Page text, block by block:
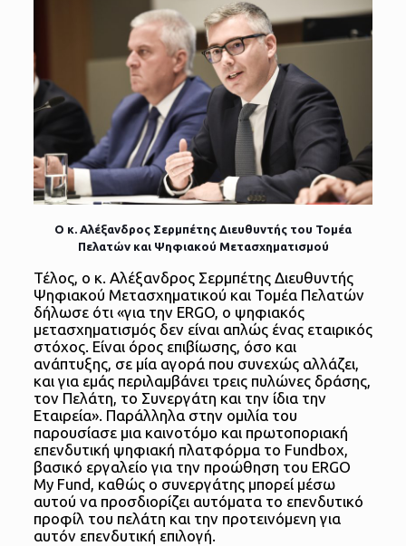
Ο κ. Αλέξανδρος Σερμπέτης Διευθυντής του Τομέα
Πελατών και Ψηφιακού Μετασχηματισμού
Τέλος, ο κ. Αλέξανδρος Σερμπέτης Διευθυντής
Ψηφιακού Μετασχηματικού και Τομέα Πελατών
δήλωσε ότι «για την ERGO, ο ψηφιακός
μετασχηματισμός δεν είναι απλώς ένας εταιρικός
στόχος. Είναι όρος επιβίωσης, όσο και
ανάπτυξης, σε μία αγορά που συνεχώς αλλάζει,
και για εμάς περιλαμβάνει τρεις πυλώνες δράσης,
τον Πελάτη, το Συνεργάτη και την ίδια την
Εταιρεία». Παράλληλα στην ομιλία του
παρουσίασε μια καινοτόμο και πρωτοποριακή
επενδυτική ψηφιακή πλατφόρμα το Fundbox,
βασικό εργαλείο για την προώθηση του ERGO
My Fund, καθώς ο συνεργάτης μπορεί μέσω
αυτού να προσδιορίζει αυτόματα το επενδυτικό
προφίλ του πελάτη και την προτεινόμενη για
αυτόν επενδυτική επιλογή.